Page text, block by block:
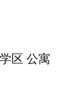
区 公寓